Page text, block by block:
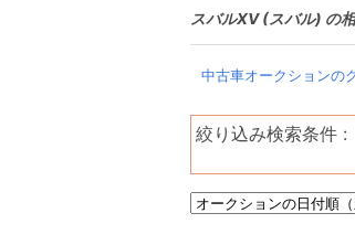
スバルXV (スバル) の
中古車オークションの
絞り込み検索条件 :